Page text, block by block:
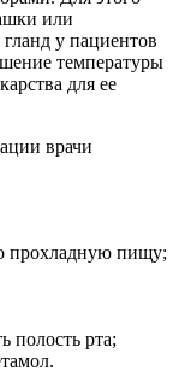
или
у пациентов
температуры
для ее
врачи
прохладную пищу;
полость рта;